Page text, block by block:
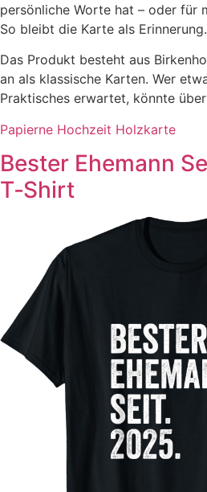
persönliche Worte hat – oder für
So bleibt die Karte als Erinnerung.
Das Produkt besteht aus
an als klassische Karten. Wer
Praktisches erwartet, könnte
Papierne Hochzeit Holzkarte
Bester Ehemann
T‑Shirt